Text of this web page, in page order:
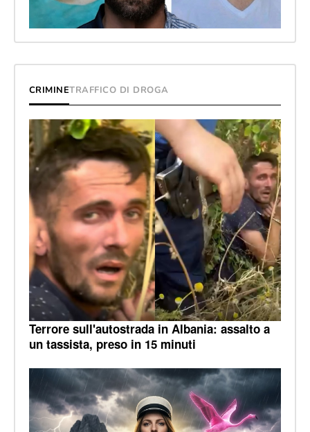
CRIMINETRAFFICO DI DROGA
Terrore sull'autostrada in Albania: assalto a
un tassista, preso in 15 minuti